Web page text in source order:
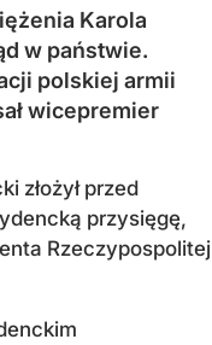
Karola
w państwie.
polskiej armii
wicepremier
złożył przed
przysięgę,
Rzeczypospolitej